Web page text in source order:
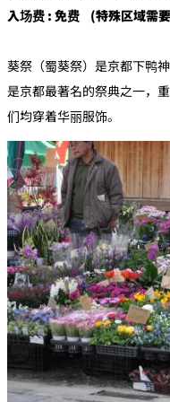
入场费 : 免费 (特殊区域需
葵祭（蜀葵祭）是京都下鸭
是京都最著名的祭典之一，
们均穿着华丽服饰。